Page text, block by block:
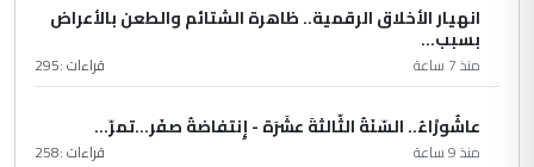
انهيار الأخلاق الرقمية.. ظاهرة الشتائم والطعن بالأعراض
بسبب...
منذ 7 ساعة قراءات :295
عاشُورْاءُ.. السّنَةُ الثّالثةَ عشَرَة - إِنتفاضةُ صفَر…تمرّ...
منذ 9 ساعة قراءات :258